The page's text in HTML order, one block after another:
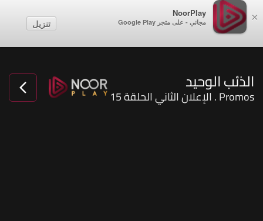
×
NoorPlay
مجاني - على متجر Google Play تنزيل
الذئب الوحيد
Promos . الإعلان الثاني الحلقة 15